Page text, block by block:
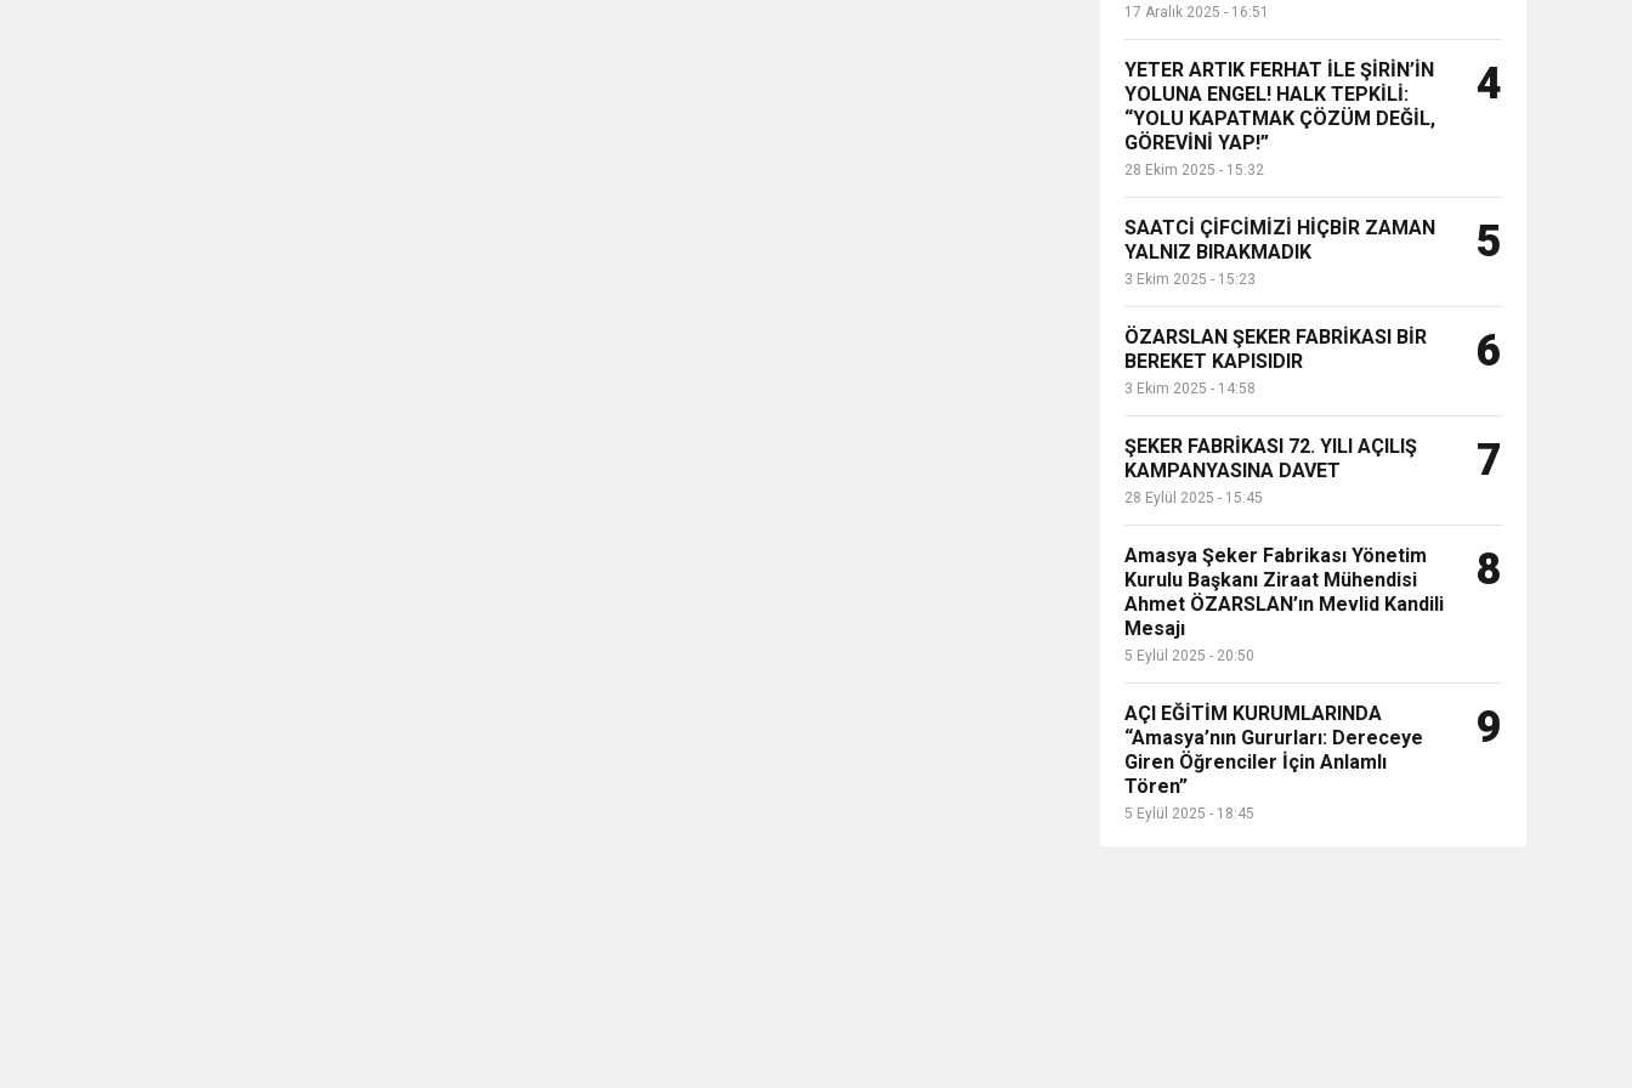
17 Aralık 2025 - 16:51
YETER ARTIK FERHAT İLE ŞİRİN’İN
YOLUNA ENGEL! HALK TEPKİLİ:
“YOLU KAPATMAK ÇÖZÜM DEĞİL,
GÖREVİNİ YAP!”
28 Ekim 2025 - 15:32
4
SAATCİ ÇİFCİMİZİ HİÇBİR ZAMAN
YALNIZ BIRAKMADIK
3 Ekim 2025 - 15:23
5
ÖZARSLAN ŞEKER FABRİKASI BİR
BEREKET KAPISIDIR
3 Ekim 2025 - 14:58
6
ŞEKER FABRİKASI 72. YILI AÇILIŞ
KAMPANYASINA DAVET
28 Eylül 2025 - 15:45
7
Amasya Şeker Fabrikası Yönetim
Kurulu Başkanı Ziraat Mühendisi
Ahmet ÖZARSLAN’ın Mevlid Kandili
Mesajı
5 Eylül 2025 - 20:50
8
AÇI EĞİTİM KURUMLARINDA
“Amasya’nın Gururları: Dereceye
Giren Öğrenciler İçin Anlamlı
Tören”
5 Eylül 2025 - 18:45
9